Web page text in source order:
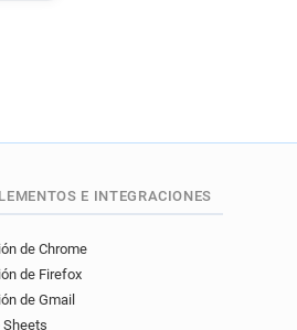
E INTEGRACIONES
de Chrome
de Firefox
de Gmail
Sheets